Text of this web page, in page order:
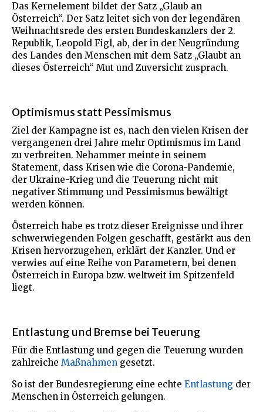
Das Kernelement bildet der Satz „Glaub an
Österreich“. Der Satz leitet sich von der legendären
Weihnachtsrede des ersten Bundeskanzlers der 2.
Republik, Leopold Figl, ab, der in der Neugründung
des Landes den Menschen mit dem Satz „Glaubt an
dieses Österreich“ Mut und Zuversicht zusprach.
Optimismus statt Pessimismus
Ziel der Kampagne ist es, nach den vielen Krisen der
vergangenen drei Jahre mehr Optimismus im Land
zu verbreiten. Nehammer meinte in seinem
Statement, dass Krisen wie die Corona-Pandemie,
der Ukraine-Krieg und die Teuerung nicht mit
negativer Stimmung und Pessimismus bewältigt
werden können.
Österreich habe es trotz dieser Ereignisse und ihrer
schwerwiegenden Folgen geschafft, gestärkt aus den
Krisen hervorzugehen, erklärt der Kanzler. Und er
verwies auf eine Reihe von Parametern, bei denen
Österreich in Europa bzw. weltweit im Spitzenfeld
liegt.
Entlastung und Bremse bei Teuerung
Für die Entlastung und gegen die Teuerung wurden
zahlreiche Maßnahmen gesetzt.
So ist der Bundesregierung eine echte Entlastung der
Menschen in Österreich gelungen.